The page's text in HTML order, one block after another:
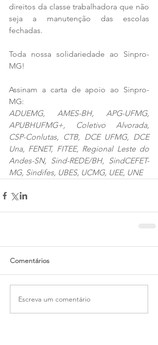
direitos da classe trabalhadora que não
seja a manutenção das escolas
fechadas.
Toda nossa solidariedade ao Sinpro-
MG!
Assinam a carta de apoio ao Sinpro-
MG:
ADUEMG, AMES-BH, APG-UFMG,
APUBHUFMG+, Coletivo Alvorada,
CSP-Conlutas, CTB, DCE UFMG, DCE
Una, FENET, FITEE, Regional Leste do
Andes-SN, Sind-REDE/BH, SindCEFET-
MG, Sindifes, UBES, UCMG, UEE, UNE
Comentários
Escreva um comentário